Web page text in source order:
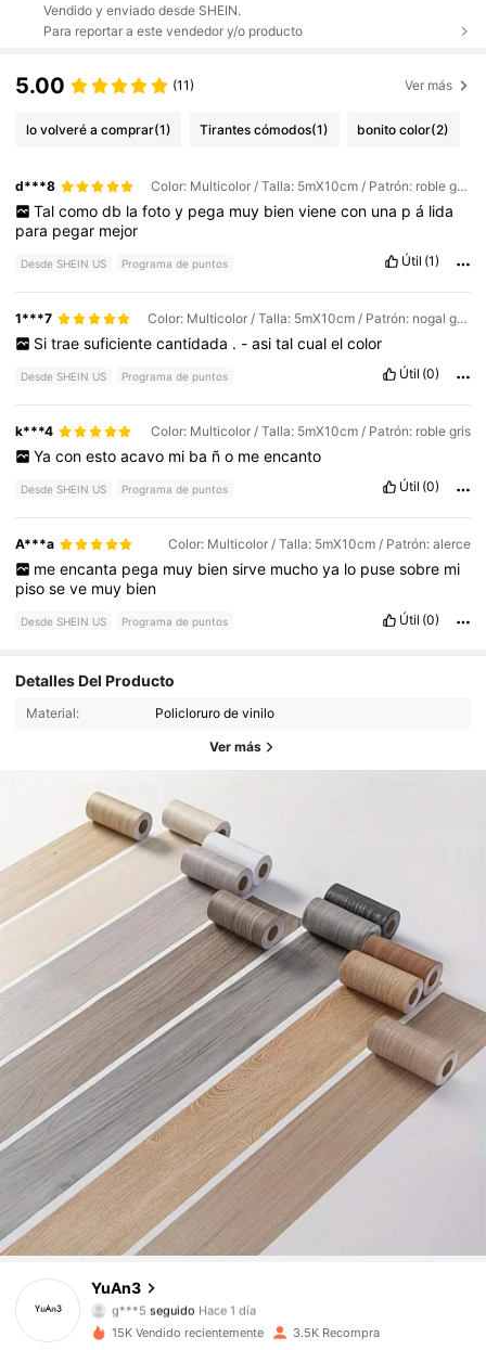
Vendido y enviado desde SHEIN.
Para reportar a este vendedor y/o producto
5.00 (11) Ver más
lo volveré a comprar(1) Tirantes cómodos(1) bonito color(2)
d***8 Color: Multicolor / Talla: 5mX10cm / Patrón: roble gris
Tal como db la foto y pega muy bien viene con una p á lida
para pegar mejor
Desde SHEIN US Programa de puntos Útil (1)
1***7 Color: Multicolor / Talla: 5mX10cm / Patrón: nogal gris
Si trae suficiente cantidada . - asi tal cual el color
Desde SHEIN US Programa de puntos Útil (0)
k***4 Color: Multicolor / Talla: 5mX10cm / Patrón: roble gris
Ya con esto acavo mi ba ñ o me encanto
Desde SHEIN US Programa de puntos Útil (0)
A***a Color: Multicolor / Talla: 5mX10cm / Patrón: alerce
me encanta pega muy bien sirve mucho ya lo puse sobre mi
pisoseve muy bien
Desde SHEIN US Programa de puntos Útil (0)
Detalles Del Producto
Material: Policloruro de vinilo
Ver más
YuAn3
4.82 770 Seguidores
4.82 770 Seguidores
g***5
4.82
770 Seguidores
15K Vendido recientemente 3.5K Recompra